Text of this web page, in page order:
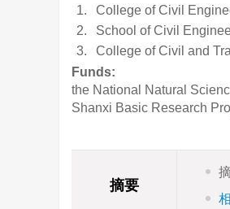
1.
College of Civil
2.
School of Civil
3.
College of Civil and
Funds:
the National Natural
Shanxi Basic Research
摘要